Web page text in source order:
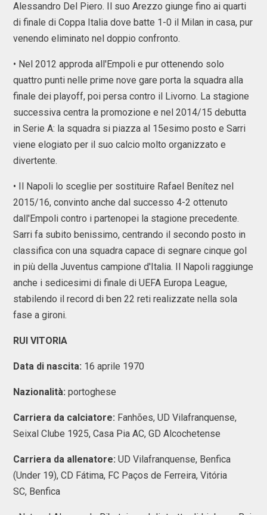
Alessandro Del Piero. Il suo Arezzo giunge fino ai quarti
di finale di Coppa Italia dove batte 1-0 il Milan in casa, pur
venendo eliminato nel doppio confronto.
• Nel 2012 approda all'Empoli e pur ottenendo solo
quattro punti nelle prime nove gare porta la squadra alla
finale dei playoff, poi persa contro il Livorno. La stagione
successiva centra la promozione e nel 2014/15 debutta
in Serie A: la squadra si piazza al 15esimo posto e Sarri
viene elogiato per il suo calcio molto organizzato e
divertente.
• Il Napoli lo sceglie per sostituire Rafael Benítez nel
2015/16, convinto anche dal successo 4-2 ottenuto
dall'Empoli contro i partenopei la stagione precedente.
Sarri fa subito benissimo, centrando il secondo posto in
classifica con una squadra capace di segnare cinque gol
in più della Juventus campione d'Italia. Il Napoli raggiunge
anche i sedicesimi di finale di UEFA Europa League,
stabilendo il record di ben 22 reti realizzate nella sola
fase a gironi.
RUI VITORIA
Data di nascita: 16 aprile 1970
Nazionalità: portoghese
Carriera da calciatore: Fanhões, UD Vilafranquense,
Seixal Clube 1925, Casa Pia AC, GD Alcochetense
Carriera da allenatore: UD Vilafranquense, Benfica
(Under 19), CD Fátima, FC Paços de Ferreira, Vitória
SC, Benfica